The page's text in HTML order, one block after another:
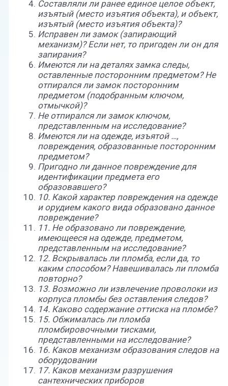
Составляли ли ранее единое целое объект,
изъятый (место изъятия объекта), и объект,
изъятый (место изъятия объекта)?
Исправен ли замок (запирающий
механизм)? Если нет, то пригоден ли он для
запирания?
Имеются ли на деталях замка следы,
оставленные посторонним предметом? Не
отпирался ли замок посторонним
предметом (подобранным ключом,
отмычкой)?
Не отпирался ли замок ключом,
представленным на исследование?
Имеются ли на одежде, изъятой …,
повреждения, образованные посторонним
предметом?
Пригодно ли данное повреждение для
идентификации предмета его
образовавшего?
10. Какой характер повреждения на одежде
и орудием какого вида образовано данное
повреждение?
11. Не образовано ли повреждение,
имеющееся на одежде, предметом,
представленным на исследование?
12. Вскрывалась ли пломба, если да, то
каким способом? Навешивалась ли пломба
повторно?
13. Возможно ли извлечение проволоки из
корпуса пломбы без оставления следов?
14. Каково содержание оттиска на пломбе?
15. Обжималась ли пломба
пломбировочными тисками,
представленными на исследование?
16. Каков механизм образования следов на
оборудовании
17. Каков механизм разрушения
сантехнических приборов